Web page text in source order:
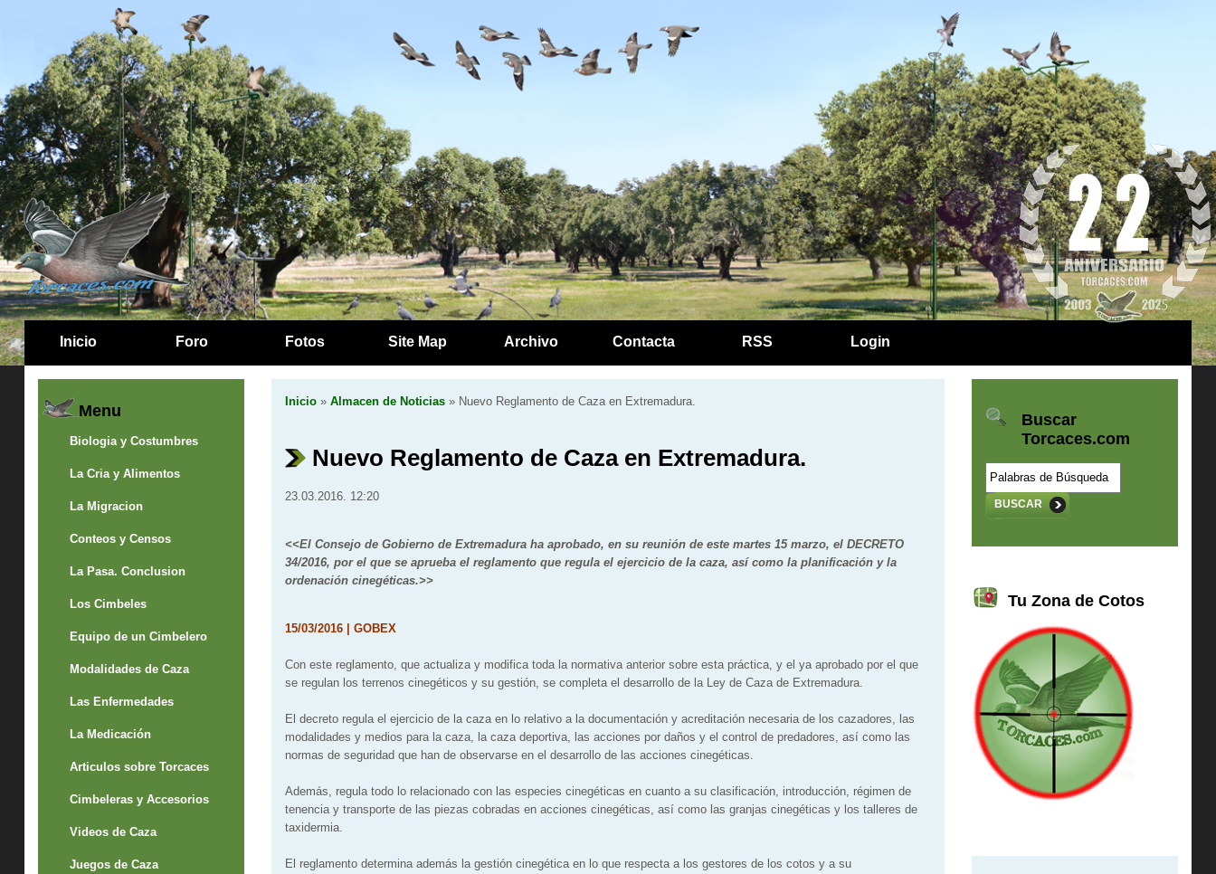
Inicio Foro Fotos Site Map Archivo Contacta RSS Login
Menu
Biologia y Costumbres
La Cria y Alimentos
La Migracion
Conteos y Censos
La Pasa. Conclusion
Los Cimbeles
Equipo de un Cimbelero
Modalidades de Caza
Las Enfermedades
La Medicación
Articulos sobre Torcaces
Cimbeleras y Accesorios
Videos de Caza
Juegos de Caza
Inicio» Almacen de Noticias» Nuevo Reglamento de Caza en Extremadura.
Nuevo Reglamento de Caza en Extremadura.
23.03.2016. 12:20
<<El Consejo de Gobierno de Extremadura ha aprobado, en su reunión de este martes 15 marzo, el DECRETO
34/2016, por el que se aprueba el reglamento que regula el ejercicio de la caza, así como la planificación y la
ordenación cinegéticas.>>
15/03/2016 | GOBEX
Con este reglamento, que actualiza y modifica toda la normativa anterior sobre esta práctica, y el ya aprobado por el que
se regulan los terrenos cinegéticos y su gestión, se completa el desarrollo de la Ley de Caza de Extremadura.
El decreto regula el ejercicio de la caza en lo relativo a la documentación y acreditación necesaria de los cazadores, las
modalidades y medios para la caza, la caza deportiva, las acciones por daños y el control de predadores, así como las
normas de seguridad que han de observarse en el desarrollo de las acciones cinegéticas.
Además, regula todo lo relacionado con las especies cinegéticas en cuanto a su clasificación, introducción, régimen de
tenencia y transporte de las piezas cobradas en acciones cinegéticas, así como las granjas cinegéticas y los talleres de
taxidermia.
El reglamento determina además la gestión cinegética en lo que respecta a los gestores de los cotos y a su
Buscar
Torcaces.com
BUSCAR
Tu Zona de Cotos